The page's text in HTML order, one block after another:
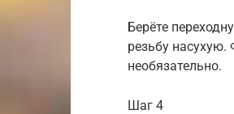
Берёте
резьбу
необязательно.
Шаг 4